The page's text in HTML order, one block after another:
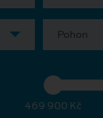
Pohon
469 900 Kč